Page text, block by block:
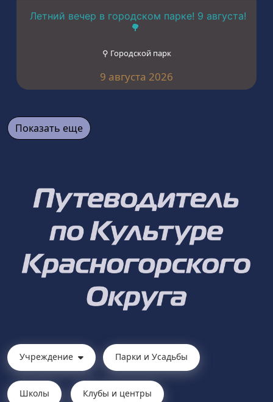
Летний вечер в городском парке! 9 августа!
🌳
⚲ Городской парк
9 августа 2026
Показать еще
Учреждение Парки и Усадьбы
Школы Клубы и центры